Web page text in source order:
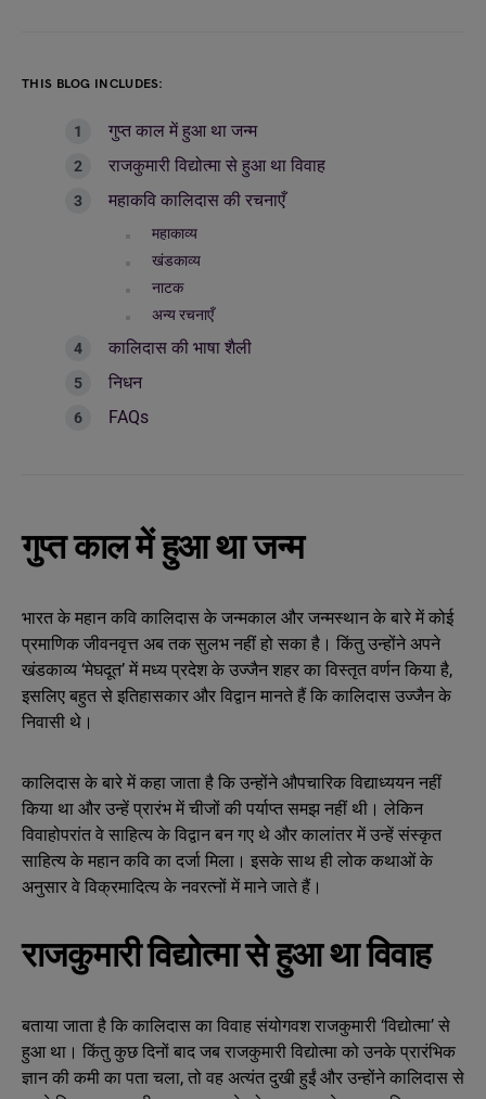
THIS BLOG INCLUDES:
गुप्त काल में हुआ था जन्म
राजकुमारी विद्योत्मा से हुआ था विवाह
महाकवि कालिदास की रचनाएँ
महाकाव्य
खंडकाव्य
नाटक
अन्य रचनाएँ
कालिदास की भाषा शैली
निधन
FAQs
गुप्त काल में हुआ था जन्म
भारत के महान कवि कालिदास के जन्मकाल और जन्मस्थान के बारे में कोई
प्रमाणिक जीवनवृत्त अब तक सुलभ नहीं हो सका है। किंतु उन्होंने अपने
खंडकाव्य ‘मेघदूत’ में मध्य प्रदेश के उज्जैन शहर का विस्तृत वर्णन किया है,
इसलिए बहुत से इतिहासकार और विद्वान मानते हैं कि कालिदास उज्जैन के
निवासी थे।
कालिदास के बारे में कहा जाता है कि उन्होंने औपचारिक विद्याध्ययन नहीं
किया था और उन्हें प्रारंभ में चीजों की पर्याप्त समझ नहीं थी। लेकिन
विवाहोपरांत वे साहित्य के विद्वान बन गए थे और कालांतर में उन्हें संस्कृत
साहित्य के महान कवि का दर्जा मिला। इसके साथ ही लोक कथाओं के
अनुसार वे विक्रमादित्य के नवरत्नों में माने जाते हैं।
राजकुमारी विद्योत्मा से हुआ था विवाह
बताया जाता है कि कालिदास का विवाह संयोगवश राजकुमारी ‘विद्योत्मा’ से
हुआ था। किंतु कुछ दिनों बाद जब राजकुमारी विद्योत्मा को उनके प्रारंभिक
ज्ञान की कमी का पता चला, तो वह अत्यंत दुखी हुईं और उन्होंने कालिदास से